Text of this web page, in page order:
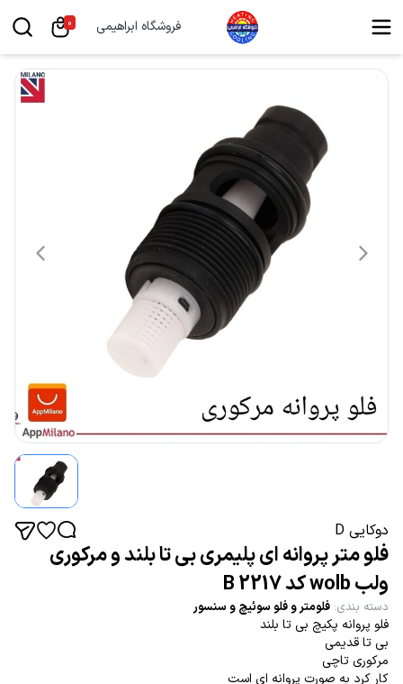
فروشگاه ابراهیمی 0
دوکایی D
فلو متر پروانه ای پلیمری بی تا بلند و مرکوری
ولب wolb کد 2217 B
دسته بندی: فلومتر و فلو سوئیچ و سنسور
فلو پروانه پکیچ بی تا بلند
بی تا قدیمی
مرکوری تاچی
کار کرد به صورت پروانه ای است